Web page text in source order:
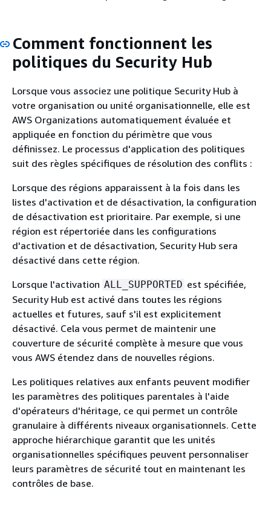
Comment fonctionnent les
politiques du Security Hub
Lorsque vous associez une politique Security Hub à
votre organisation ou unité organisationnelle, elle est
AWS Organizations automatiquement évaluée et
appliquée en fonction du périmètre que vous
définissez. Le processus d'application des politiques
suit des règles spécifiques de résolution des conflits :
Lorsque des régions apparaissent à la fois dans les
listes d'activation et de désactivation, la configuration
de désactivation est prioritaire. Par exemple, si une
région est répertoriée dans les configurations
d'activation et de désactivation, Security Hub sera
désactivé dans cette région.
Lorsque l'activation ALL_SUPPORTED est spécifiée,
Security Hub est activé dans toutes les régions
actuelles et futures, sauf s'il est explicitement
désactivé. Cela vous permet de maintenir une
couverture de sécurité complète à mesure que vous
vous AWS étendez dans de nouvelles régions.
Les politiques relatives aux enfants peuvent modifier
les paramètres des politiques parentales à l'aide
d'opérateurs d'héritage, ce qui permet un contrôle
granulaire à différents niveaux organisationnels. Cette
approche hiérarchique garantit que les unités
organisationnelles spécifiques peuvent personnaliser
leurs paramètres de sécurité tout en maintenant les
contrôles de base.